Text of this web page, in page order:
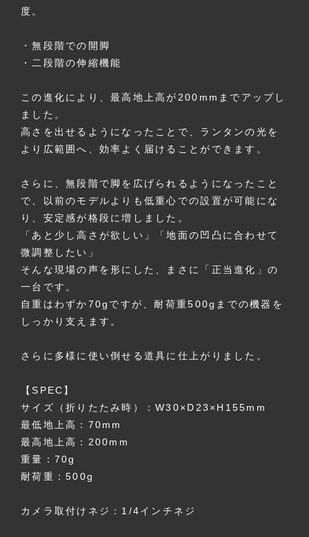
度。
・無段階での開脚
・二段階の伸縮機能
この進化により、最高地上高が200mmまでアップし
ました。
高さを出せるようになったことで、ランタンの光を
より広範囲へ、効率よく届けることができます。
さらに、無段階で脚を広げられるようになったこと
で、以前のモデルよりも低重心での設置が可能にな
り、安定感が格段に増しました。
「あと少し高さが欲しい」「地面の凹凸に合わせて
微調整したい」
そんな現場の声を形にした、まさに「正当進化」の
一台です。
自重はわずか70gですが、耐荷重500gまでの機器を
しっかり支えます。
さらに多様に使い倒せる道具に仕上がりました。
【SPEC】
サイズ（折りたたみ時）：W30×D23×H155mm
最低地上高：70mm
最高地上高：200mm
重量：70g
耐荷重：500g
カメラ取付けネジ：1/4インチネジ